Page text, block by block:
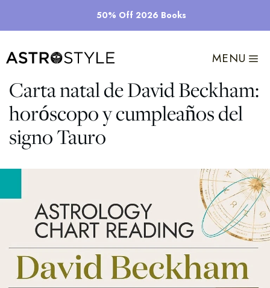
50% Off 2026 Books
MENU
Carta natal de David Beckham:
horóscopo y cumpleaños del
signo Tauro